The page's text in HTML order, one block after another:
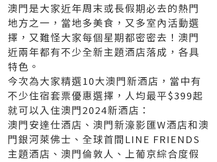
澳門是大家近年周末或長假期必去的熱門
地方之一，當地多美食，又多室內活動選
擇，又難怪大家每個星期都密密去！澳門
近兩年都有不少全新主題酒店落成，各具
特色。
今次為大家精選10大澳門新酒店，當中有
不少住宿套票優惠選擇，人均最平$399起
就可以入住澳門2024新酒店：
澳門安達仕酒店、澳門新濠影匯W酒店和澳
門銀河萊佛士、全球首間LINE FRIENDS
主題酒店、澳門倫敦人、上葡京綜合度假